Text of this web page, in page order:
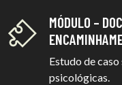
MÓDULO –
Estudo de
psicológicas.